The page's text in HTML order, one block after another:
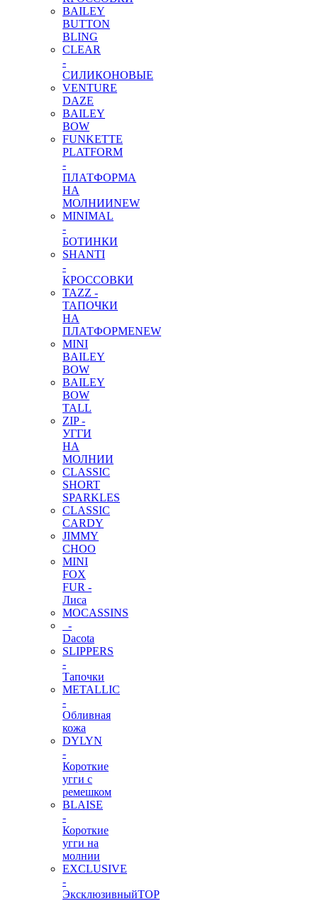
BAILEY
BUTTON
BLING
CLEAR
-
СИЛИКОНОВЫЕ
VENTURE
DAZE
BAILEY
BOW
FUNKETTE
PLATFORM
-
ПЛАТФОРМА
НА
МОЛНИИNEW
MINIMAL
-
БОТИНКИ
SHANTI
-
КРОССОВКИ
TAZZ -
ТАПОЧКИ
НА
ПЛАТФОРМЕNEW
MINI
BAILEY
BOW
BAILEY
BOW
TALL
ZIP -
УГГИ
НА
МОЛНИИ
CLASSIC
SHORT
SPARKLES
CLASSIC
CARDY
JIMMY
CHOO
MINI
FOX
FUR -
Лиса
MOCASSINS
-
Dacota
SLIPPERS
-
Тапочки
METALLIC
-
Обливная
кожа
DYLYN
-
Короткие
угги с
ремешком
BLAISE
-
Короткие
угги на
молнии
EXCLUSIVE
-
ЭксклюзивныйTOP